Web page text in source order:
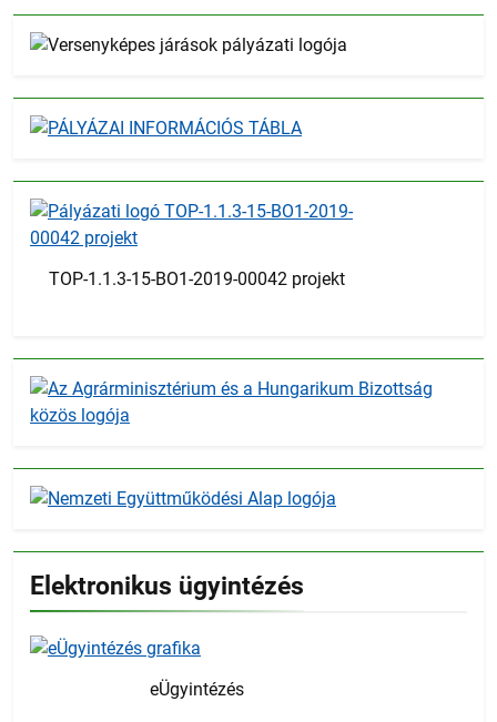
TOP-1.1.3-15-BO1-2019-00042 projekt
Elektronikus ügyintézés
eÜgyintézés